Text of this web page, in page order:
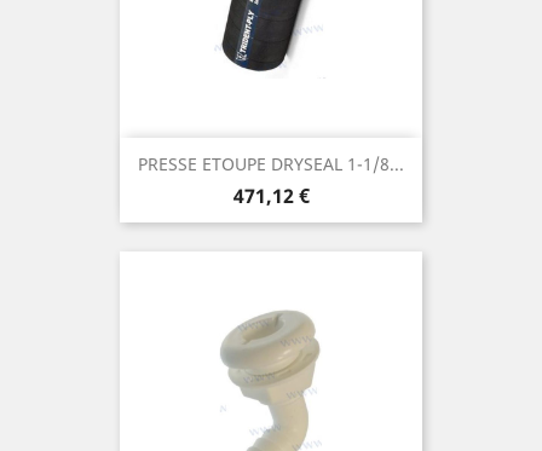
PRESSE ETOUPE DRYSEAL 1-1/8...
Prix
471,12 €